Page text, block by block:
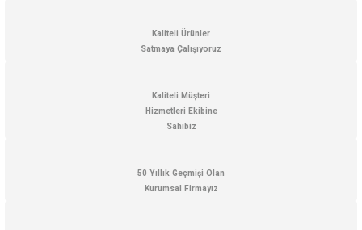
Bu ürüne benzer farklı alternatifler olmalı.
Kaliteli Ürünler
Satmaya Çalışıyoruz
Kaliteli Müşteri
Hizmetleri Ekibine
Sahibiz
50 Yıllık Geçmişi Olan
Kurumsal Firmayız